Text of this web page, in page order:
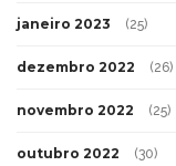
janeiro 2023 (25)
dezembro 2022 (26)
novembro 2022 (25)
outubro 2022 (30)